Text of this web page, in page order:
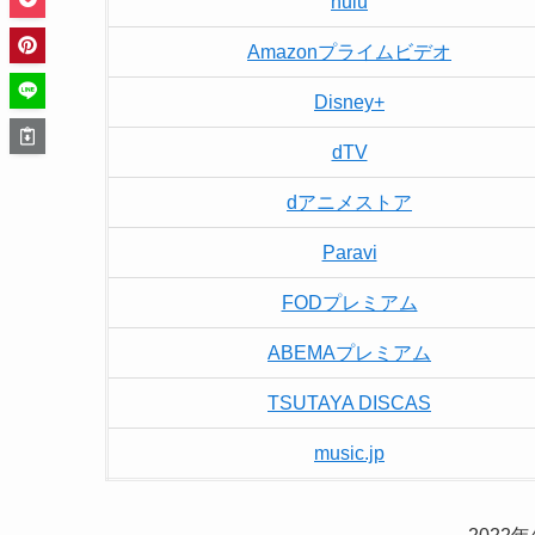
Amazonプライムビデオ
Disney+
dTV
dアニメストア
Paravi
FODプレミアム
ABEMAプレミアム
TSUTAYA DISCAS
music.jp